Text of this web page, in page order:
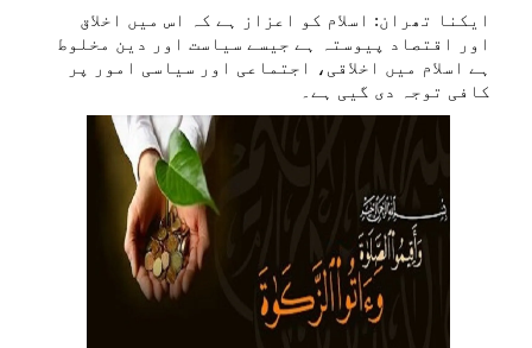
ایکنا تھران: اسلام کو اعزاز ہے کہ اس میں اخلاق
اور اقتصاد پیوستہ ہے جیسے سیاست اور دین مخلوط
ہے اسلام میں اخلاقی، اجتماعی اور سیاسی امور پر
کافی توجہ دی گیی ہے۔